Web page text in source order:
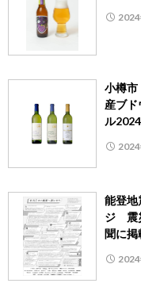
小樽
産ブ
ル2024
能登地
ジ 震
聞に掲